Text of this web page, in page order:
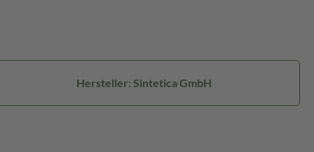
Hersteller: Sintetica GmbH